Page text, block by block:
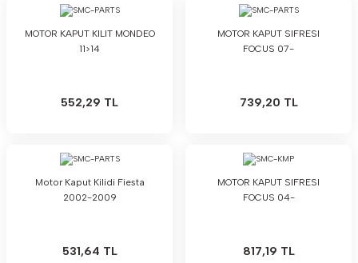
MOTOR KAPUT KILIT MONDEO
11>14
552,29 TL
MOTOR KAPUT SIFRESI
FOCUS 07-
739,20 TL
Motor Kaput Kilidi Fiesta
2002-2009
531,64 TL
MOTOR KAPUT SIFRESI
FOCUS 04-
817,19 TL